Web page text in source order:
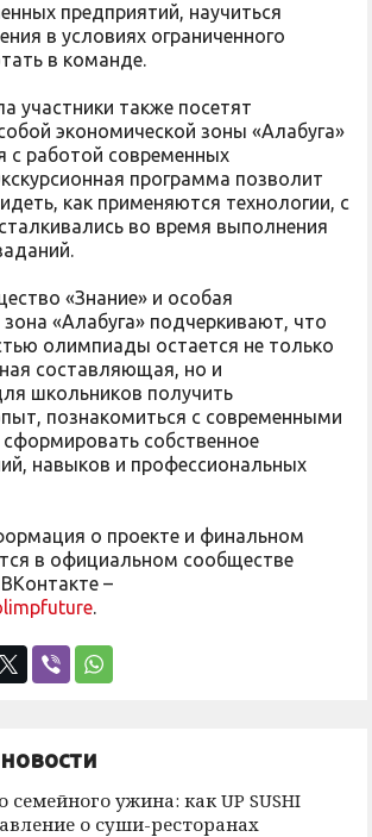
предприятий, научиться
в условиях ограниченного
в команде.
участники также посетят
экономической зоны «Алабуга»
с работой современных
программа позволит
как применяются технологии, с
во время выполнения
«Знание» и особая
«Алабуга» подчеркивают, что
олимпиады остается не только
составляющая, но и
школьников получить
познакомиться с современными
собственное
навыков и профессиональных
о проекте и финальном
в официальном сообществе
–
.
ужина: как UP SUSHI
о суши-ресторанах